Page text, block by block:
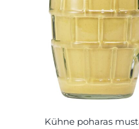
Kühne poharas